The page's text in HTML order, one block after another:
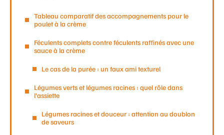
Tableau comparatif des accompagnements pour le
poulet à la crème
Féculents complets contre féculents raffinés avec une
sauce à la crème
Le cas de la purée : un faux ami texturel
Légumes verts et légumes racines : quel rôle dans
l’assiette
Légumes racines et douceur : attention au doublon
de saveurs